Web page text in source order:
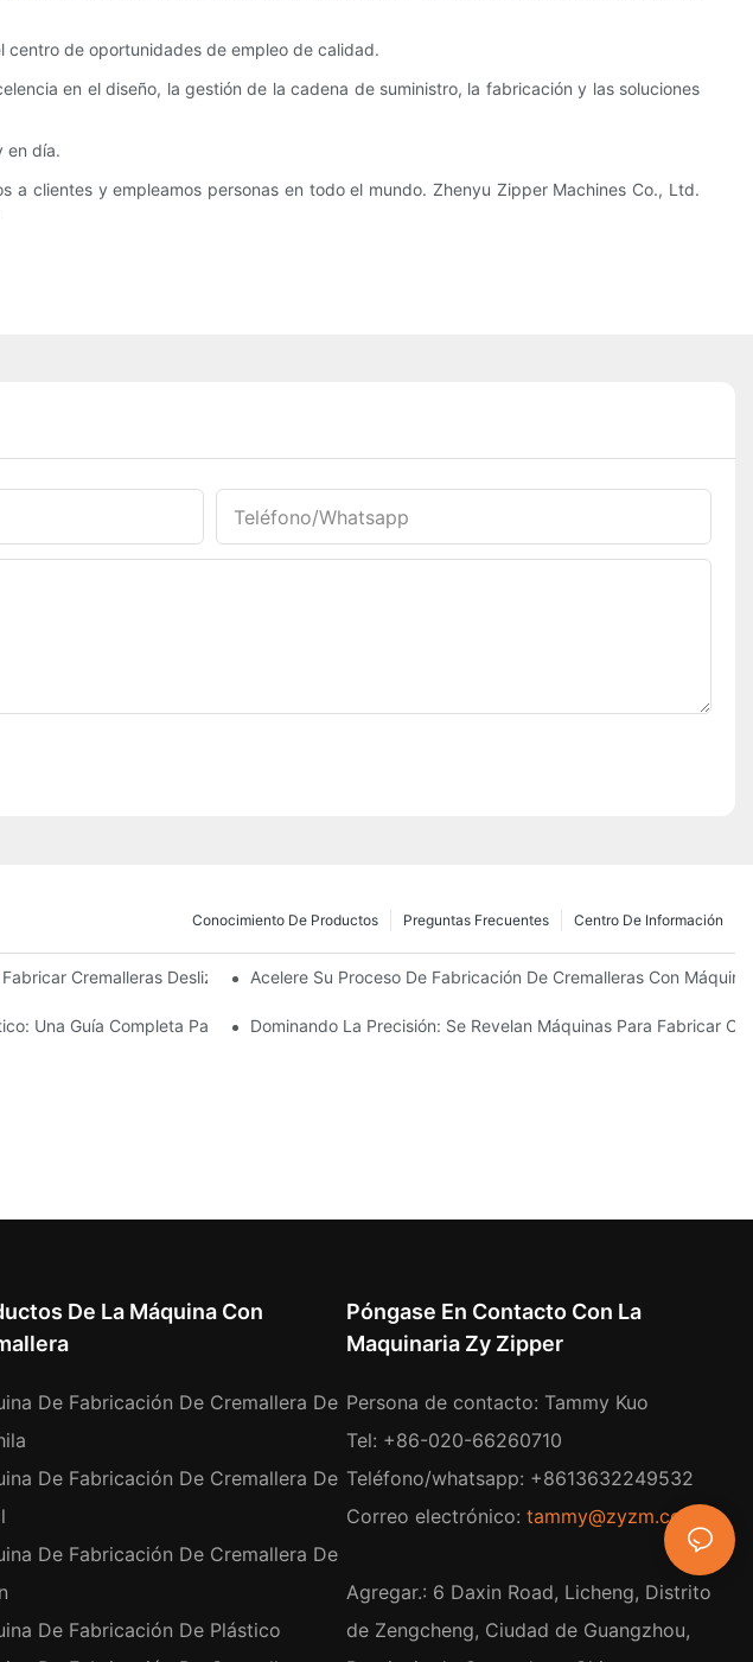
centro de oportunidades de empleo de calidad.
en el diseño, la gestión de la cadena de suministro, la fabricación y las soluciones
en día.
clientes y empleamos personas en todo el mundo. Zhenyu Zipper Machines Co., Ltd.
Teléfono/whatsapp
Centro De Información
Preguntas Frecuentes
Conocimiento De Productos
Cremalleras Deslizantes Para Las Necesidades De Su Negocio
Acelere Su Proceso De Fabricación De Cremalleras Con
Una Guía Completa Para Su FabricaciónDominando La Precisión: Se Revelan Máquinas Para Fabricar
De La Máquina Con
De Fabricación De Cremallera De
De Fabricación De Cremallera De
De Fabricación De Cremallera De
De Fabricación De Plástico
Póngase En Contacto Con La
Maquinaria Zy Zipper
Persona de contacto: Tammy Kuo
Tel: +86-020-66260710
Teléfono/whatsapp: +8613632249532
Correo electrónico: tammy@zyzm.com
Agregar.: 6 Daxin Road, Licheng, Distrito
de Zengcheng, Ciudad de Guangzhou,